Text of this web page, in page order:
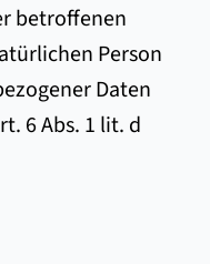
betroffenen
Person
Daten
6 Abs. 1 lit. d